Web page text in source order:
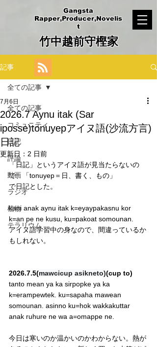
Gangsta
Rapper,Producer,Novelis
t
竹中越前守樫家
記事
全ての記事
コミュニティ
日記
評論
動画
ラジオ
植物
テラリウム
全ての記事
2026.7 Aynu itak (Sar
iposse)tonuyepアイヌ語(沙流方言)
日記
7月6日
更新日： 2 日前
「日記」というアイヌ語が見当たらないの
で、「tonuyep＝日、書く、もの」
で日記とした。
kani anak aynu itak k=eyaypakasnu kor
k=an pe ne kusu, ku=pakoat somounan.
アイヌ語学習中の身なので、間違っているか
もしれない。
2026.7.5(mawcicup asikneto)(cup to)
tanto mean ya ka sirpopke ya ka
k=erampewtek. ku=sapaha mawean
somounan. asinno ku=hok wakkakuttar
anak ruhure ne wa a=omappe ne.
今日は寒いのか温かいのかわからない。熱が